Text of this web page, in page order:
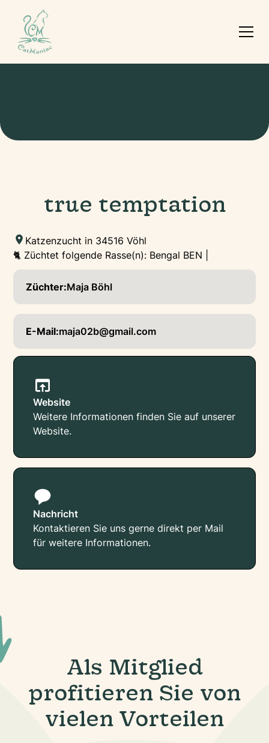
true temptation
Katzenzucht in 34516 Vöhl
🐈 Züchtet folgende Rasse(n): Bengal BEN |
Züchter:Maja Böhl
E-Mail:maja02b@gmail.com
Website
Weitere Informationen finden Sie auf unserer
Website.
Nachricht
Kontaktieren Sie uns gerne direkt per Mail
für weitere Informationen.
Als Mitglied
profitieren Sie von
vielen Vorteilen